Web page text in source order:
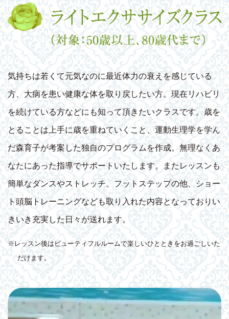
気持ちは若くて元気なのに最近体力の衰えを感じている
方、大病を患い健康な体を取り戻したい方。現在リハビリ
を続けている方などにも知って頂きたいクラスです。歳を
とることは上手に歳を重ねていくこと、運動生理学を学ん
だ森育子が考案した独自のプログラムを作成。無理なくあ
なたにあった指導でサポートいたします。またレッスンも
簡単なダンスやストレッチ、フットステップの他、ショー
ト頭脳トレーニングなども取り入れた内容となっておりい
きいき充実した日々が送れます。
※レッスン後はビューティフルルームで楽しいひとときをお過ごしいた
だけます。